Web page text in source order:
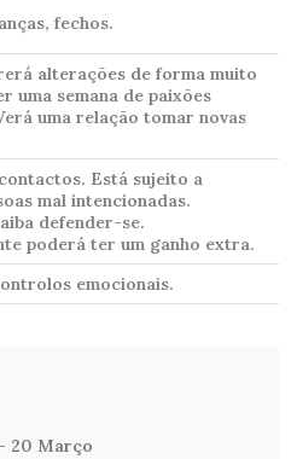
fechos.
alterações de forma muito
uma semana de paixões
uma relação tomar novas
Está sujeito a
mal intencionadas.
defender-se.
poderá ter um ganho extra.
emocionais.
20 Março